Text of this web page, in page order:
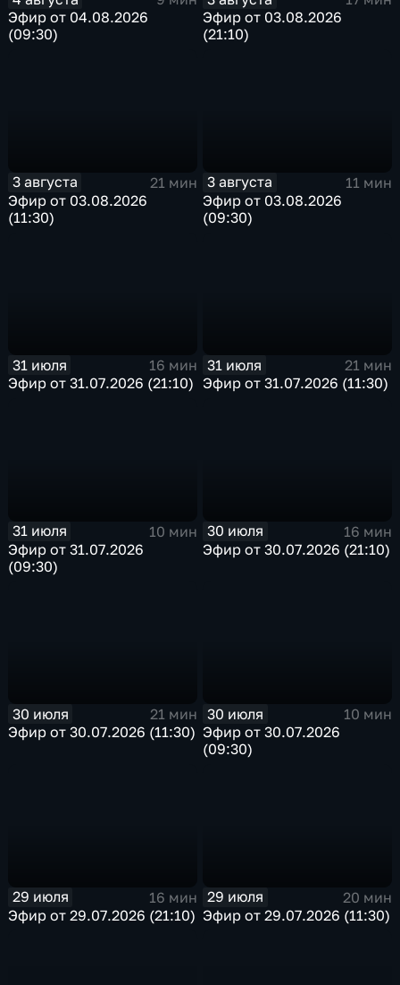
Эфир от 04.08.2026
(09:30)
Эфир от 03.08.2026
(21:10)
3 августа
21 мин
Эфир от 03.08.2026
(11:30)
3 августа
11 мин
Эфир от 03.08.2026
(09:30)
31 июля
16 мин
Эфир от 31.07.2026 (21:10)
31 июля
21 мин
Эфир от 31.07.2026 (11:30)
31 июля
10 мин
Эфир от 31.07.2026
(09:30)
30 июля
16 мин
Эфир от 30.07.2026 (21:10)
30 июля
21 мин
Эфир от 30.07.2026 (11:30)
30 июля
10 мин
Эфир от 30.07.2026
(09:30)
29 июля
16 мин
Эфир от 29.07.2026 (21:10)
29 июля
20 мин
Эфир от 29.07.2026 (11:30)